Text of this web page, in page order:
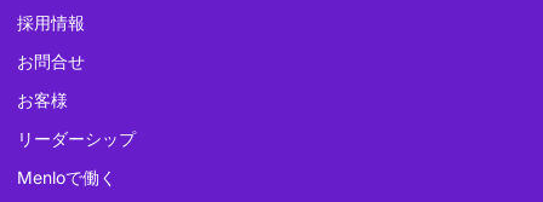
採用情報
お問合せ
お客様
リーダーシップ
Menloで働く